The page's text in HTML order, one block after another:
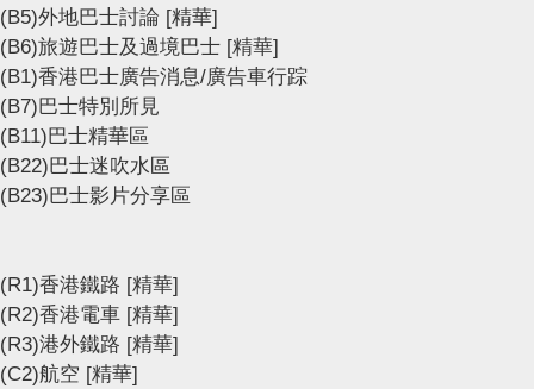
(B5)外地巴士討論 [精華]
(B6)旅遊巴士及過境巴士 [精華]
(B1)香港巴士廣告消息/廣告車行踪
(B7)巴士特別所見
(B11)巴士精華區
(B22)巴士迷吹水區
(B23)巴士影片分享區
(R1)香港鐵路 [精華]
(R2)香港電車 [精華]
(R3)港外鐵路 [精華]
(C2)航空 [精華]